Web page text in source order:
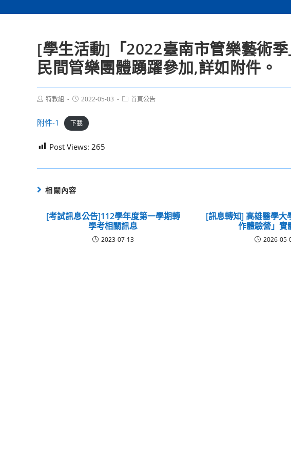
[學生活動]「2022臺南市管樂藝術
民間管樂團體踴躍參加,詳如附件。
Post特教組
Post2022-05-03
Post首頁公告
附件-1 下載
Post Views: 265
相關內容
[考試訊息公告]112學年度第一學期轉
學考相關訊息
2023-07-13
[訊息轉知] 高雄醫學大
作體驗營」實
2026-05-